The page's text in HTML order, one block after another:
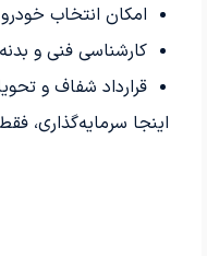
امکان انتخاب
کارشناسی فنی و بدنه
قرارداد شفاف و
اینجا سرمایه‌گذاری،